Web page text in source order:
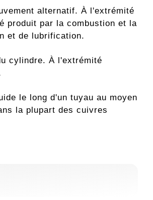
alternatif. À l'extrémité
produit par la combustion et la
et de lubrification.
cylindre. À l'extrémité
le long d'un tuyau au moyen
la plupart des cuivres